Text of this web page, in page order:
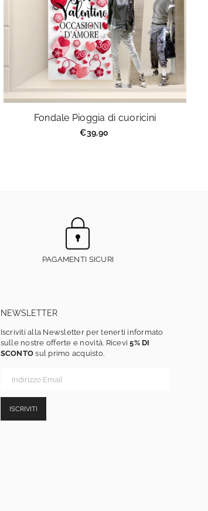
Fondale Pioggia di cuoricini
Prezzo
€39,90
PAGAMENTI SICURI
NEWSLETTER
Iscriviti alla Newsletter per tenerti informato
sulle nostre offerte e novità. Ricevi5% DI
SCONTO sul primo acquisto.
ISCRIVITI